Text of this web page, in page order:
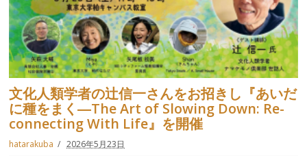
文化人類学者の辻信一さんをお招きし『あいだ
に種をまく―The Art of Slowing Down: Re-
connecting With Life』を開催
hatarakuba 2026年5月23日